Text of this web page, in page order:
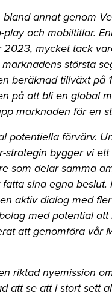
annat genom
och mobiltitlar.
2023, mycket tack
största
beräknad tillväxt på
på att bli en global
marknaden för en
potentiella förvärv.
bygger vi
som delar samma
sina egna beslut.
aktiv dialog med
med potential
att genomföra vår
riktad nyemission
att se att i stort sett